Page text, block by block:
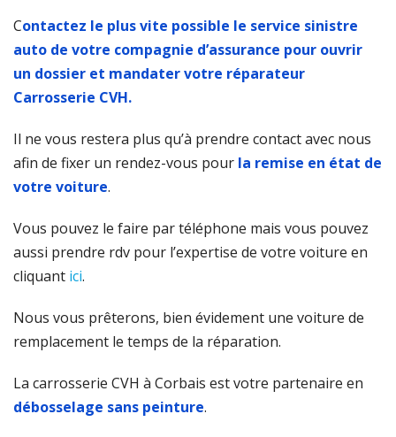
Contactez le plus vite possible le service sinistre
auto de votre compagnie d’assurance pour ouvrir
un dossier et mandater votre réparateur
Carrosserie CVH.
Il ne vous restera plus qu’à prendre contact avec nous
afin de fixer un rendez-vous pour la remise en état de
votre voiture.
Vous pouvez le faire par téléphone mais vous pouvez
aussi prendre rdv pour l’expertise de votre voiture en
cliquant ici.
Nous vous prêterons, bien évidement une voiture de
remplacement le temps de la réparation.
La carrosserie CVH à Corbais est votre partenaire en
débosselage sans peinture.